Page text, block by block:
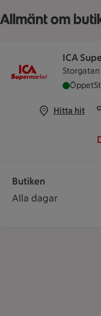
Allmänt om
ICA
ICAÖppet
Hitta hit
Butiken
Butiken öppet: Alla
Alla dagar